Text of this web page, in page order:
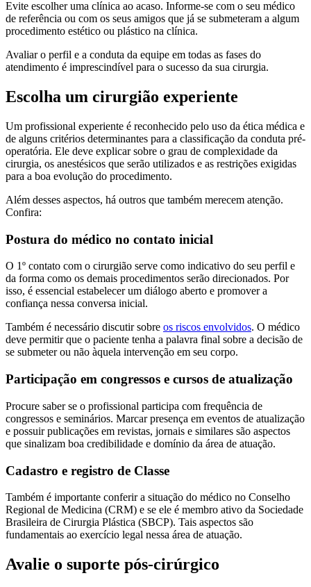
Evite escolher uma clínica ao acaso. Informe-se com o seu médico
de referência ou com os seus amigos que já se submeteram a algum
procedimento estético ou plástico na clínica.
Avaliar o perfil e a conduta da equipe em todas as fases do
atendimento é imprescindível para o sucesso da sua cirurgia.
Escolha um cirurgião experiente
Um profissional experiente é reconhecido pelo uso da ética médica e
de alguns critérios determinantes para a classificação da conduta pré-
operatória. Ele deve explicar sobre o grau de complexidade da
cirurgia, os anestésicos que serão utilizados e as restrições exigidas
para a boa evolução do procedimento.
Além desses aspectos, há outros que também merecem atenção.
Confira:
Postura do médico no contato inicial
O 1º contato com o cirurgião serve como indicativo do seu perfil e
da forma como os demais procedimentos serão direcionados. Por
isso, é essencial estabelecer um diálogo aberto e promover a
confiança nessa conversa inicial.
Também é necessário discutir sobre os riscos envolvidos. O médico
deve permitir que o paciente tenha a palavra final sobre a decisão de
se submeter ou não àquela intervenção em seu corpo.
Participação em congressos e cursos de atualização
Procure saber se o profissional participa com frequência de
congressos e seminários. Marcar presença em eventos de atualização
e possuir publicações em revistas, jornais e similares são aspectos
que sinalizam boa credibilidade e domínio da área de atuação.
Cadastro e registro de Classe
Também é importante conferir a situação do médico no Conselho
Regional de Medicina (CRM) e se ele é membro ativo da Sociedade
Brasileira de Cirurgia Plástica (SBCP). Tais aspectos são
fundamentais ao exercício legal nessa área de atuação.
Avalie o suporte pós-cirúrgico